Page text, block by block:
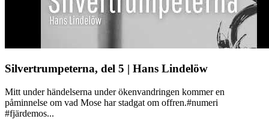
Silvertrumpeterna, del 5 | Hans Lindelöw
Mitt under händelserna under ökenvandringen kommer en
påminnelse om vad Mose har stadgat om offren.#numeri
#fjärdemos...